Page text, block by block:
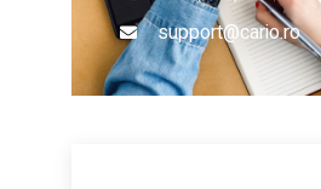
support@cario.ro